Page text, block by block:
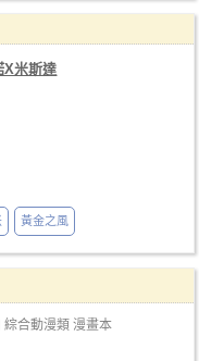
X米斯達
黃金之風
綜合動漫類 漫畫本